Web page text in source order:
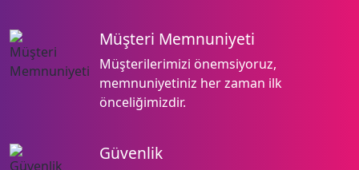
Müşteri Memnuniyeti
Müşterilerimizi önemsiyoruz,
memnuniyetiniz her zaman ilk
önceliğimizdir.
Güvenlik